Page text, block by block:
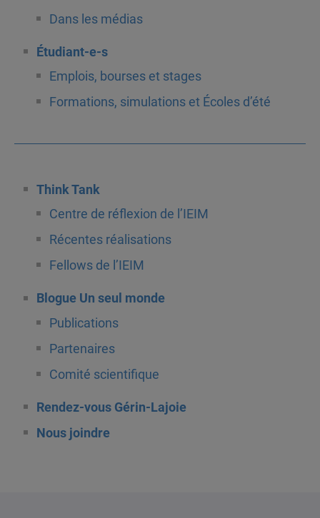
Dans les médias
Étudiant-e-s
Emplois, bourses et stages
Formations, simulations et Écoles d’été
Think Tank
Centre de réflexion de l’IEIM
Récentes réalisations
Fellows de l’IEIM
Blogue Un seul monde
Publications
Partenaires
Comité scientifique
Rendez-vous Gérin-Lajoie
Nous joindre